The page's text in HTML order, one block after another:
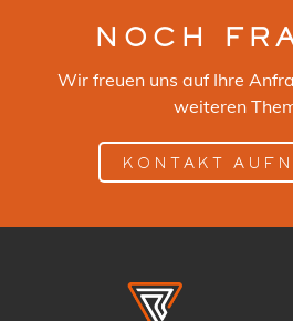
NOCH
Wir freuen uns auf Ihre
weiteren
KONTAKT